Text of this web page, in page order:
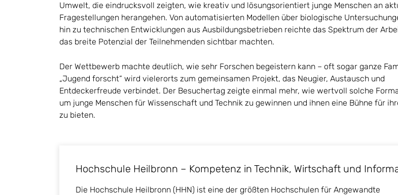
Umwelt, die eindrucksvoll zeigten, wie kreativ und lösungsorientiert junge Menschen an
Fragestellungen herangehen. Von automatisierten Modellen über biologische
hin zu technischen Entwicklungen aus Ausbildungsbetrieben reichte das Spektrum der
das breite Potenzial der Teilnehmenden sichtbar machten.
Der Wettbewerb machte deutlich, wie sehr Forschen begeistern kann – oft sogar ganze
„Jugend forscht“ wird vielerorts zum gemeinsamen Projekt, das Neugier, Austausch und
Entdeckerfreude verbindet. Der Besuchertag zeigte einmal mehr, wie wertvoll solche
um junge Menschen für Wissenschaft und Technik zu gewinnen und ihnen eine Bühne für
zu bieten.
Hochschule Heilbronn – Kompetenz in Technik, Wirtschaft und
Die Hochschule Heilbronn (HHN) ist eine der größten Hochschulen für Angewandte